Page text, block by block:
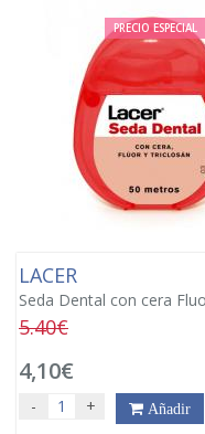
PRECIO ESPECIAL
LACER
Seda Dental con cera
5.40€
4,10€
- + Añadir